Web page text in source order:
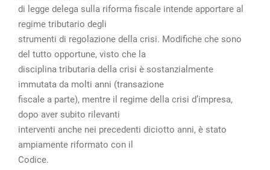
di legge delega sulla riforma fiscale intende apportare al
regime tributario degli
strumenti di regolazione della crisi. Modifiche che sono
del tutto opportune, visto che la
disciplina tributaria della crisi è sostanzialmente
immutata da molti anni (transazione
fiscale a parte), mentre il regime della crisi d’impresa,
dopo aver subito rilevanti
interventi anche nei precedenti diciotto anni, è stato
ampiamente riformato con il
Codice.